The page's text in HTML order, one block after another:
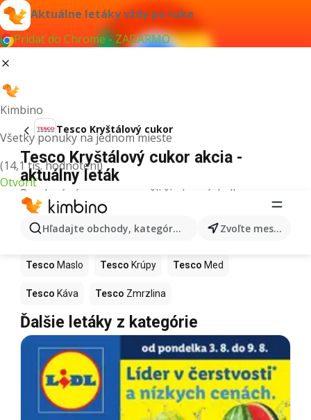
Aktuálne letáky vždy po ruke
Pridať do Chrome - ZADARMO
Kimbino
Všetky ponuky na jednom mieste
(14,1 tis. hodnotení)
Otvoriť
Hľadajte obchody, kategórie, produkty... Zvoľte mesto
Tesco Kryštálový cukor
Tesco Kryštálový cukor akcia -
aktuálny leták
Pre daný výraz sme nenašli žiadne výsledky.
Ďalšie produkty v obchodoch Tesco
Tesco Pizza Tesco Kiwi Mango
Tesco Maslo Tesco Krúpy Tesco Med
Tesco Káva Tesco Zmrzlina
Ďalšie letáky z kategórie